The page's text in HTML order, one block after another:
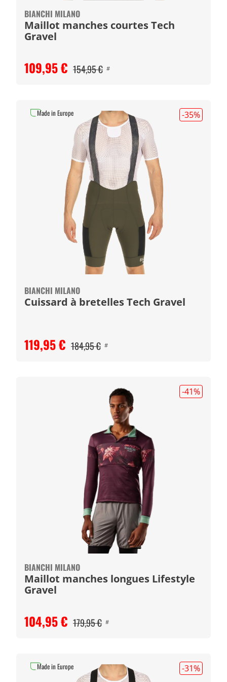
BIANCHI MILANO
Maillot manches courtes Tech
Gravel
109,95 € 154,95 € #
-35%
BIANCHI MILANO
Cuissard à bretelles Tech Gravel
119,95 € 184,95 € #
Made in Europe
-41%
BIANCHI MILANO
Maillot manches longues Lifestyle
Gravel
104,95 € 179,95 € #
-31%
Made in Europe